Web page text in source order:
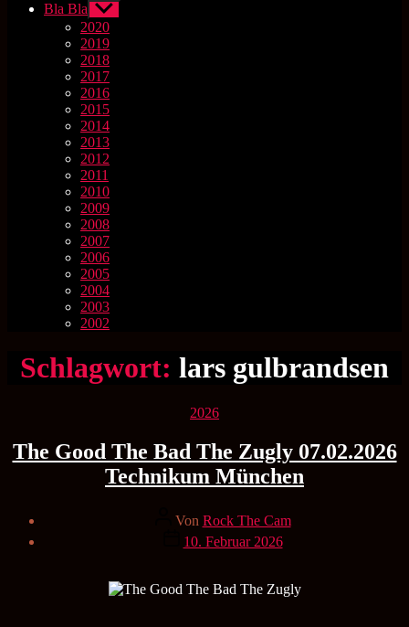
Bla Bla Untermenü
anzeigen
2020
2019
2018
2017
2016
2015
2014
2013
2012
2011
2010
2009
2008
2007
2006
2005
2004
2003
2002
Schlagwort: lars gulbrandsen
Kategorien
2026
The Good The Bad The Zugly 07.02.2026
Technikum München
Beitragsautor
Von Rock The Cam
Veröffentlichungsdatum
10. Februar 2026